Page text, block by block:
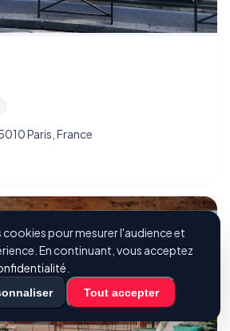
Paris, France
cookies pour mesurer l'audience et
En continuant, vous acceptez
Tout accepter